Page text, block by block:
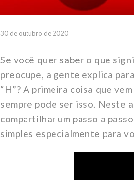
30 de outubro de 2020
Se você quer saber o que
preocupe, a gente explica
“H”? A primeira coisa que
sempre pode ser isso. Neste
compartilhar um passo a
simples especialmente para